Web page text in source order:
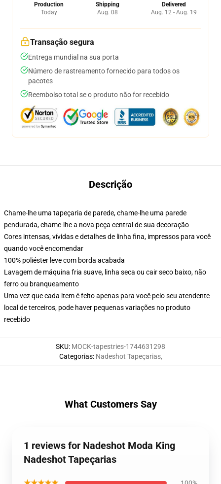
Production
Today
Shipping
Aug. 08
Delivered
Aug. 12 - Aug. 19
Transação segura
Entrega mundial na sua porta
Número de rastreamento fornecido para todos os
pacotes
Reembolso total se o produto não for recebido
Descrição
Chame-lhe uma tapeçaria de parede, chame-lhe uma parede
pendurada, chame-lhe a nova peça central de sua decoração
Cores intensas, vívidas e detalhes de linha fina, impressos para você
quando você encomendar
100% poliéster leve com borda acabada
Lavagem de máquina fria suave, linha seca ou cair seco baixo, não
ferro ou branqueamento
Uma vez que cada item é feito apenas para você pelo seu atendente
local de terceiros, pode haver pequenas variações no produto
recebido
SKU: MOCK-tapestries-1744631298
Categorias: Nadeshot Tapeçarias,
What Customers Say
1 reviews for Nadeshot Moda King
Nadeshot Tapeçarias